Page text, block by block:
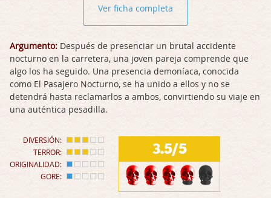
Ver ficha completa
Argumento: Después de presenciar un brutal accidente
nocturno en la carretera, una joven pareja comprende que
algo los ha seguido. Una presencia demoníaca, conocida
como El Pasajero Nocturno, se ha unido a ellos y no se
detendrá hasta reclamarlos a ambos, convirtiendo su viaje en
una auténtica pesadilla.
DIVERSIÓN:
TERROR:
ORIGINALIDAD:
GORE:
3.5/5